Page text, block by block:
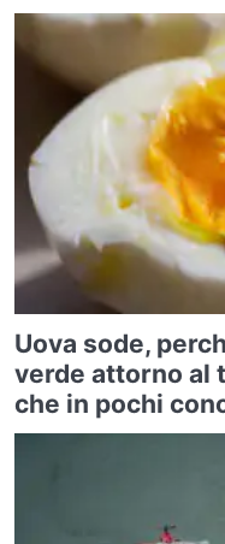
Uova sode,
verde attorno al
che in pochi